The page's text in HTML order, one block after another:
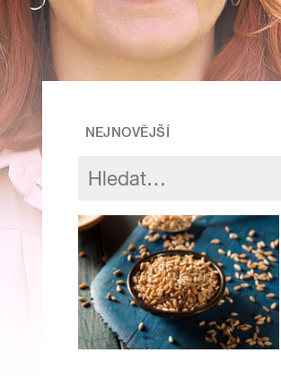
NEJNOVĚJŠÍ